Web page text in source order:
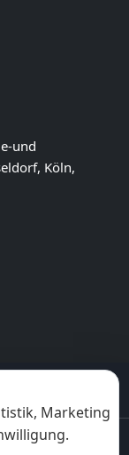
und
Köln,
vorbehalten.
Marketing